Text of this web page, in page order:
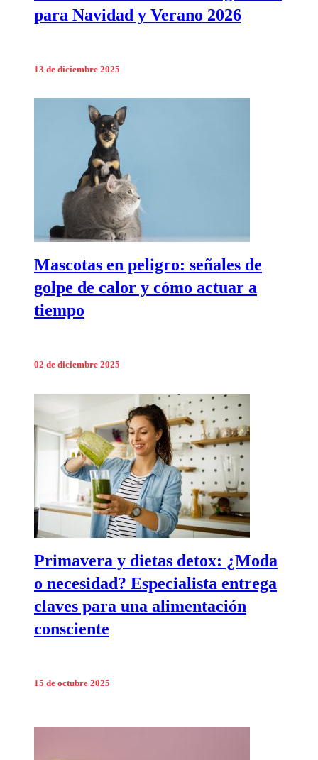
para Navidad y Verano 2026
13 de diciembre 2025
Mascotas en peligro: señales de
golpe de calor y cómo actuar a
tiempo
02 de diciembre 2025
Primavera y dietas detox: ¿Moda
o necesidad? Especialista entrega
claves para una alimentación
consciente
15 de octubre 2025